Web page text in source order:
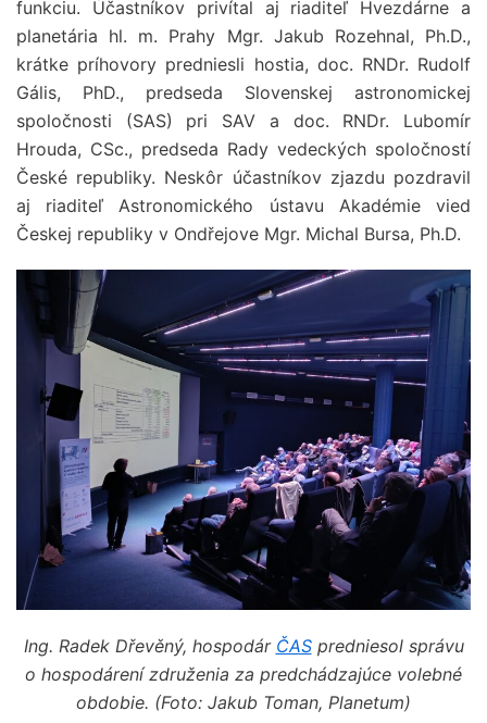
funkciu. Účastníkov privítal aj riaditeľ Hvezdárne a
planetária hl. m. Prahy Mgr. Jakub Rozehnal, Ph.D.,
krátke príhovory predniesli hostia, doc. RNDr. Rudolf
Gális, PhD., predseda Slovenskej astronomickej
spoločnosti (SAS) pri SAV a doc. RNDr. Lubomír
Hrouda, CSc., predseda Rady vedeckých spoločností
České republiky. Neskôr účastníkov zjazdu pozdravil
aj riaditeľ Astronomického ústavu Akadémie vied
Českej republiky v Ondřejove Mgr. Michal Bursa, Ph.D.
Ing. Radek Dřevěný, hospodár ČASpredniesol správu
o hospodárení združenia za predchádzajúce volebné
obdobie. (Foto: Jakub Toman, Planetum)